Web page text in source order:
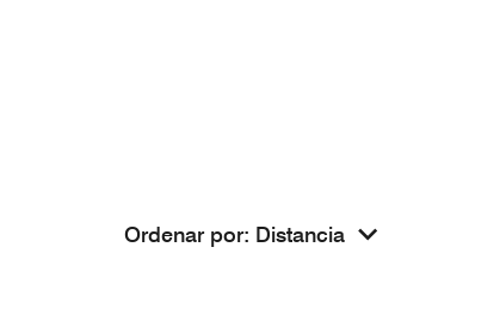
Ordenar por: Distancia